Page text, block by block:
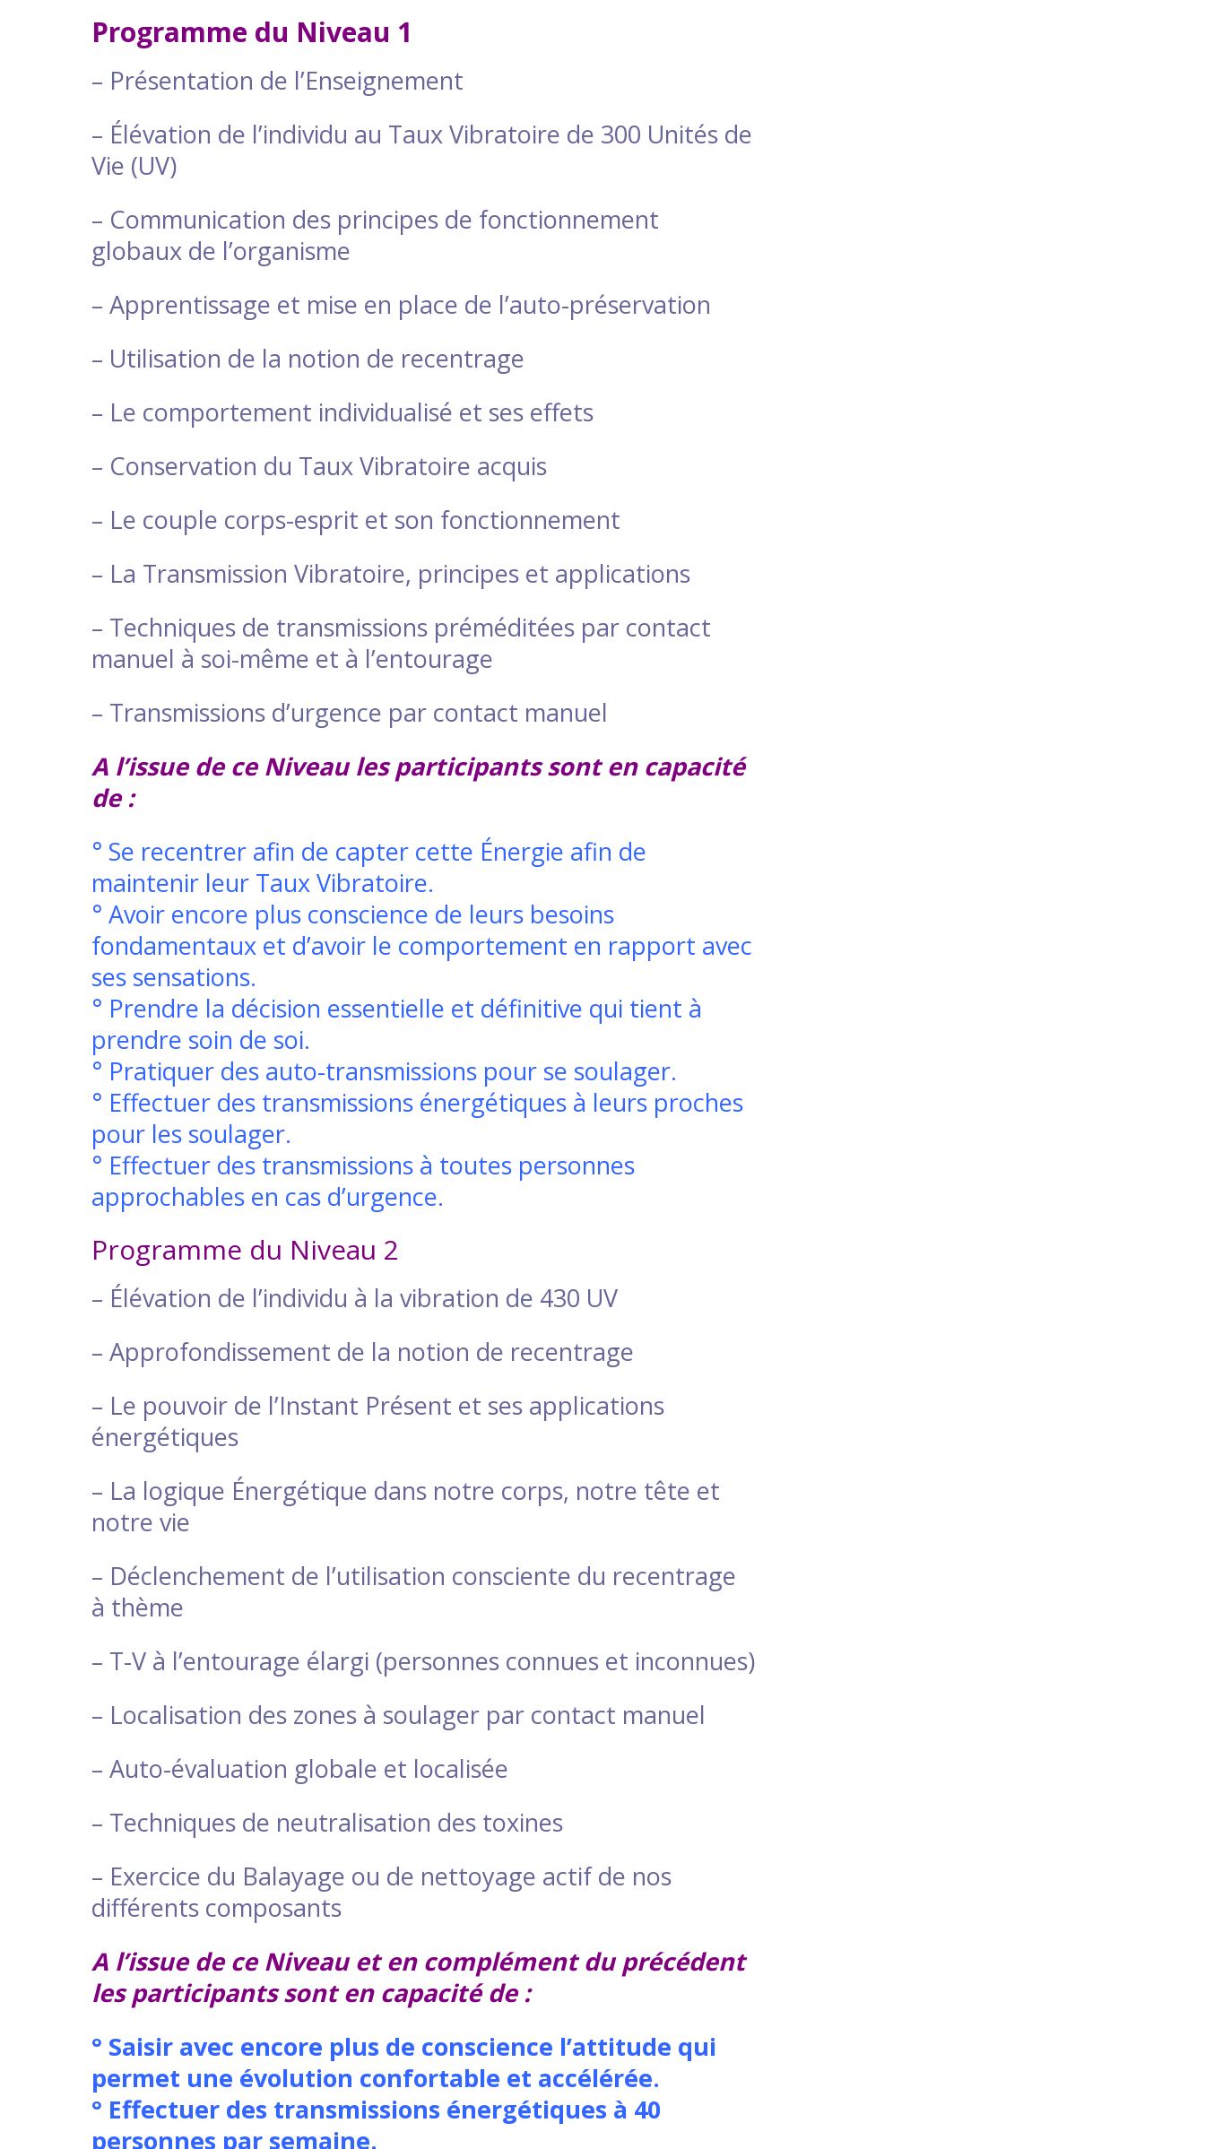
Programme du Niveau 1
– Présentation de l’Enseignement
– Élévation de l’individu au Taux Vibratoire de 300 Unités de
Vie (UV)
– Communication des principes de fonctionnement
globaux de l’organisme
– Apprentissage et mise en place de l’auto-préservation
– Utilisation de la notion de recentrage
– Le comportement individualisé et ses effets
– Conservation du Taux Vibratoire acquis
– Le couple corps-esprit et son fonctionnement
– La Transmission Vibratoire, principes et applications
– Techniques de transmissions préméditées par contact
manuel à soi-même et à l’entourage
– Transmissions d’urgence par contact manuel
​A l’issue de ce Niveau les participants sont en capacité
de :
° Se recentrer afin de capter cette Énergie afin de
maintenir leur Taux Vibratoire.
° Avoir encore plus conscience de leurs besoins
fondamentaux et d’avoir le comportement en rapport avec
ses sensations.
° Prendre la décision essentielle et définitive qui tient à
prendre soin de soi.
° Pratiquer des auto-transmissions pour se soulager.
° Effectuer des transmissions énergétiques à leurs proches
pour les soulager.
° Effectuer des transmissions à toutes personnes
approchables en cas d’urgence.
Programme du Niveau 2
– Élévation de l’individu à la vibration de 430 UV
– Approfondissement de la notion de recentrage
– Le pouvoir de l’Instant Présent et ses applications
énergétiques
– La logique Énergétique dans notre corps, notre tête et
notre vie
– Déclenchement de l’utilisation consciente du recentrage
à thème
– T-V à l’entourage élargi (personnes connues et inconnues)
– Localisation des zones à soulager par contact manuel
– Auto-évaluation globale et localisée
– Techniques de neutralisation des toxines
– Exercice du Balayage ou de nettoyage actif de nos
différents composants
​A l’issue de ce Niveau et en complément du précédent
les participants sont en capacité de :
° Saisir avec encore plus de conscience l’attitude qui
permet une évolution confortable et accélérée.
​° Effectuer des transmissions énergétiques à 40
personnes par semaine.